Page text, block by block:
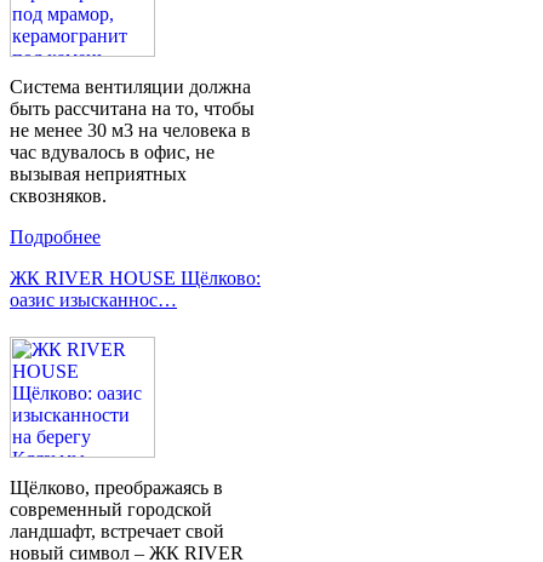
Система вентиляции должна
быть рассчитана на то, чтобы
не менее 30 м3 на человека в
час вдувалось в офис, не
вызывая неприятных
сквозняков.
Подробнее
ЖК RIVER HOUSE Щёлково:
оазис изысканнос…
Щёлково, преображаясь в
современный городской
ландшафт, встречает свой
новый символ – ЖК RIVER